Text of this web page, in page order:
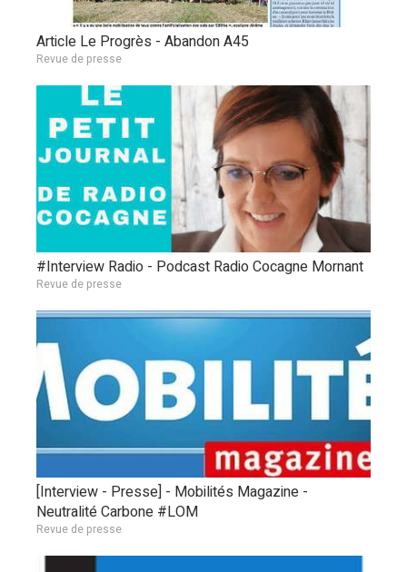
Article Le Progrès - Abandon A45
Revue de presse
#Interview Radio - Podcast Radio Cocagne Mornant
Revue de presse
[Interview - Presse] - Mobilités Magazine -
Neutralité Carbone #LOM
Revue de presse